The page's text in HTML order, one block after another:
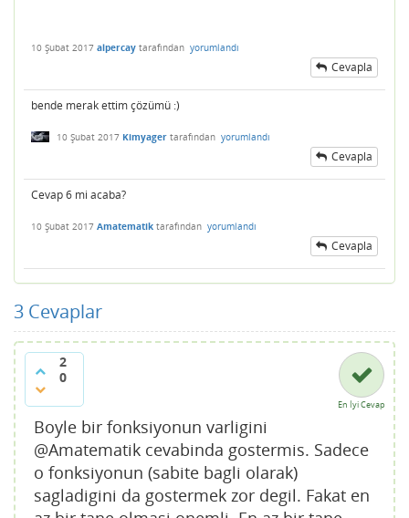
10 Şubat 2017 alpercay tarafından yorumlandı
Cevapla
bende merak ettim çözümü :)
10 Şubat 2017 Kimyager tarafından yorumlandı
Cevapla
Cevap 6 mi acaba?
10 Şubat 2017 Amatematik tarafından yorumlandı
Cevapla
3 Cevaplar
2
0
En İyi Cevap
Boyle bir fonksiyonun varligini
@Amatematik cevabinda gostermis. Sadece
o fonksiyonun (sabite bagli olarak)
sagladigini da gostermek zor degil. Fakat en